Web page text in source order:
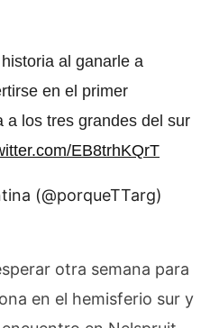
al ganarle a
en el primer
a los tres grandes del sur
EB8trhKQrT
(@porqueTTarg)
otra semana para
en el hemisferio sur y